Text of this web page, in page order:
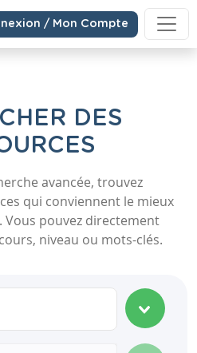
/ Mon Compte
DES
avancée, trouvez
qui conviennent le mieux
Vous pouvez directement
niveau ou mots-clés.